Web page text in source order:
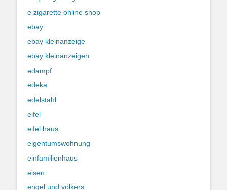
e zigarette online shop
ebay
ebay kleinanzeige
ebay kleinanzeigen
edampf
edeka
edelstahl
eifel
eifel haus
eigentumswohnung
einfamilienhaus
eisen
engel und völkers